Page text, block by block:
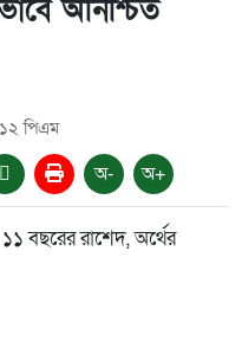
অনিশ্চিত
পিএম
অ- অ+